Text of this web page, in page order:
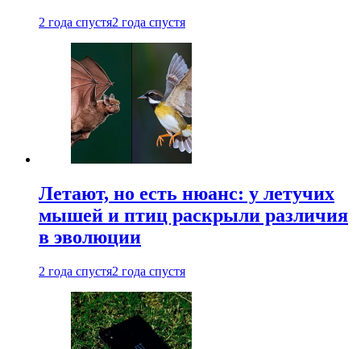
2 года спустя2 года спустя
Летают, но есть нюанс: у летучих
мышей и птиц раскрыли различия
в эволюции
2 года спустя2 года спустя